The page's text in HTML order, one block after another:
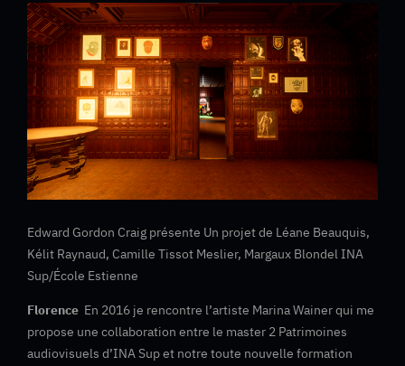
Edward Gordon Craig présente Un projet de Léane Beauquis,
Kélit Raynaud, Camille Tissot Meslier, Margaux Blondel INA
Sup/École Estienne
Florence En 2016 je rencontre l’artiste Marina Wainer qui me
propose une collaboration entre le master 2 Patrimoines
audiovisuels d’INA Sup et notre toute nouvelle formation